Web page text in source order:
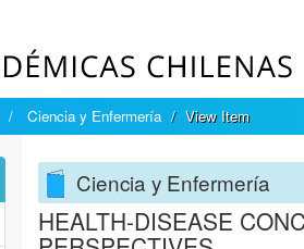
Ciencia y Enfermería View Item
Ciencia y Enfermería
HEALTH-DISEASE